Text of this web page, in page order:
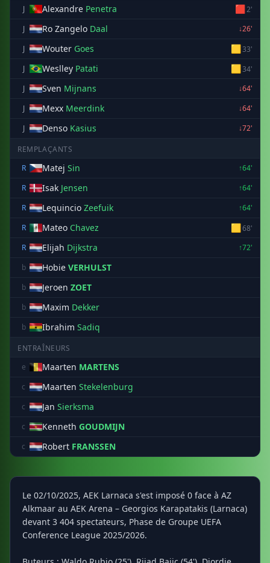
J Alexandre Penetra 🟥2'
J
Ro Zangelo Daal
↓26'
J
Wouter Goes 🟨33'
J
Weslley Patati 🟨34'
J
Sven Mijnans
↓64'
J
Mexx Meerdink
↓64'
J
Denso Kasius ↓72'
REMPLAÇANTS
R
Matej Sin
↑64'
R
Isak Jensen
↑64'
R
Lequincio Zeefuik
↑64'
R
Mateo Chavez 🟨68'
R
Elijah Dijkstra
↑72'
b
Hobie VERHULST
b Jeroen ZOET
b Maxim Dekker
b Ibrahim Sadiq
ENTRAÎNEURS
e
Maarten MARTENS
c Maarten Stekelenburg
c Jan Sierksma
c Kenneth GOUDMIJN
c Robert FRANSSEN
Le 02/10/2025, AEK Larnaca s'est imposé 0 face à AZ
Alkmaar au AEK Arena – Georgios Karapatakis (Larnaca)
devant 3 404 spectateurs, Phase de Groupe UEFA
Conference League 2025/2026.